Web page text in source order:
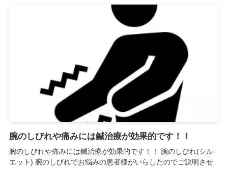
腕のしびれや痛みには鍼治療が効果的です！！
腕のしびれや痛みには鍼治療が効果的です！！ 腕のしびれ(シル
エット) 腕のしびれでお悩みの患者様がいらしたのでご説明させ